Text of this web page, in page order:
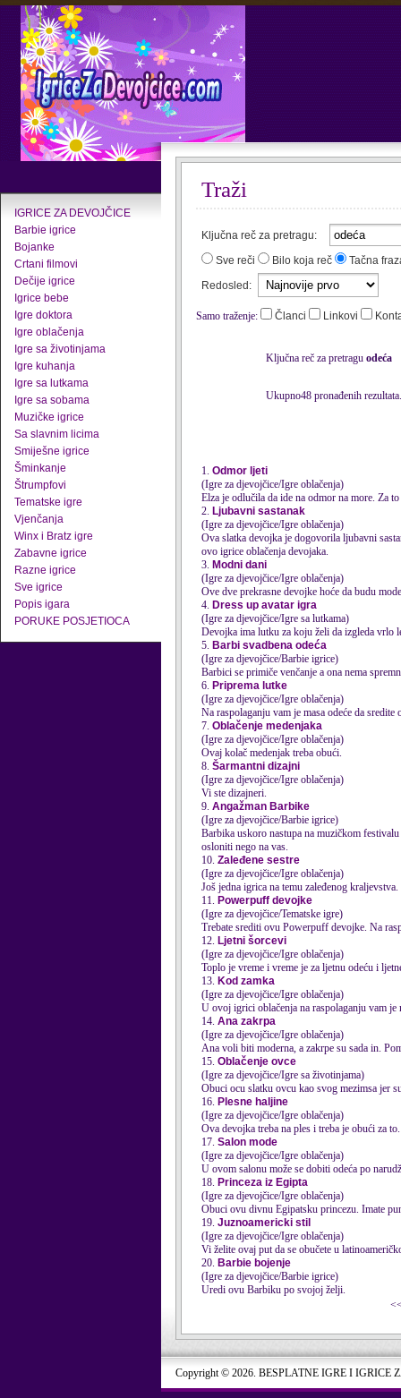
IGRICE ZA DEVOJČICE
Barbie igrice
Bojanke
Crtani filmovi
Dečije igrice
Igrice bebe
Igre doktora
Igre oblačenja
Igre sa životinjama
Igre kuhanja
Igre sa lutkama
Igre sa sobama
Muzičke igrice
Sa slavnim licima
Smiješne igrice
Šminkanje
Štrumpfovi
Tematske igre
Vjenčanja
Winx i Bratz igre
Zabavne igrice
Razne igrice
Sve igrice
Popis igara
PORUKE POSJETIOCA
Traži
Ključna reč za pretragu:
Sve reči
Bilo koja reč
Tačna
Redosled:
Samo traženje: Članci Linkovi
Ključna reč za pretragu odeća
Ukupno48 pronađenih rezultata.
1. Odmor ljeti
(Igre za djevojčice/Igre oblačenja)
Elza je odlučila da ide na odmor na more. Za
2. Ljubavni sastanak
(Igre za djevojčice/Igre oblačenja)
Ova slatka devojka je dogovorila ljubavni
ovo igrice oblačenja devojaka.
3. Modni dani
(Igre za djevojčice/Igre oblačenja)
Ove dve prekrasne devojke hoće da budu
4. Dress up avatar igra
(Igre za djevojčice/Igre sa lutkama)
Devojka ima lutku za koju želi da izgleda vrlo
5. Barbi svadbena odeća
(Igre za djevojčice/Barbie igrice)
Barbici se primiče venčanje a ona nema
6. Priprema lutke
(Igre za djevojčice/Igre oblačenja)
Na raspolaganju vam je masa odeće da sredite
7. Oblačenje medenjaka
(Igre za djevojčice/Igre oblačenja)
Ovaj kolač medenjak treba obući.
8. Šarmantni dizajni
(Igre za djevojčice/Igre oblačenja)
Vi ste dizajneri.
9. Angažman Barbike
(Igre za djevojčice/Barbie igrice)
Barbika uskoro nastupa na muzičkom
osloniti nego na vas.
10. Zaleđene sestre
(Igre za djevojčice/Igre oblačenja)
Još jedna igrica na temu zaleđenog kraljevstva.
11. Powerpuff devojke
(Igre za djevojčice/Tematske igre)
Trebate srediti ovu Powerpuff devojke. Na
12. Ljetni šorcevi
(Igre za djevojčice/Igre oblačenja)
Toplo je vreme i vreme je za ljetnu odeću i
13. Kod zamka
(Igre za djevojčice/Igre oblačenja)
U ovoj igrici oblačenja na raspolaganju vam
14. Ana zakrpa
(Igre za djevojčice/Igre oblačenja)
Ana voli biti moderna, a zakrpe su sada in.
15. Oblačenje ovce
(Igre za djevojčice/Igre sa životinjama)
Obuci ocu slatku ovcu kao svog mezimsa jer
16. Plesne haljine
(Igre za djevojčice/Igre oblačenja)
Ova devojka treba na ples i treba je obući za to.
17. Salon mode
(Igre za djevojčice/Igre oblačenja)
U ovom salonu može se dobiti odeća po
18. Princeza iz Egipta
(Igre za djevojčice/Igre oblačenja)
Obuci ovu divnu Egipatsku princezu. Imate
19. Juznoamericki stil
(Igre za djevojčice/Igre oblačenja)
Vi želite ovaj put da se obučete u
20. Barbie bojenje
(Igre za djevojčice/Barbie igrice)
Uredi ovu Barbiku po svojoj želji.
Copyright © 2026. BESPLATNE IGRE I IGRICE